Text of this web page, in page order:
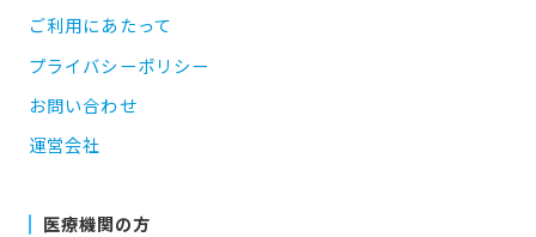
ご利用にあたって
プライバシーポリシー
お問い合わせ
運営会社
医療機関の方